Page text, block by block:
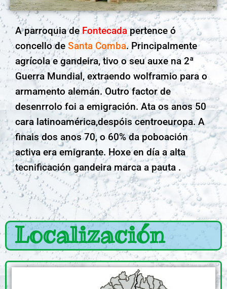
A parroquia deFontecadapertence ó
concello de Santa Comba. Principalmente
agrícola e gandeira, tivo o seu auxe na 2ª
Guerra Mundial, extraendo wolframio para o
armamento alemán. Outro factor de
desenrrolo foi a emigración. Ata os anos 50
cara latinoamérica,despóis centroeuropa. A
finais dos anos 70, o 60% da poboación
activa era emigrante. Hoxe en día a alta
tecnificación gandeira marca a pauta .
Localización